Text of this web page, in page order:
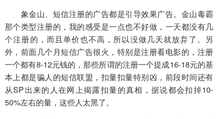
象金山、短信注册的广告都是引导效果广告。金山毒霸
那个类型注册的，我的感受是一点也不好做，一天都没有几
个注册的，而且单价也不高，所以没做几天就放弃了。另
外，前面几个月短信广告很火，特别是注册看电影的，注册
一个都有8-12元钱的，那些所谓的注册一个提成16-18元的基
本上都是骗人的短信联盟，扣量扣量特别凶，前段时间还有
从SP出来的人在网上揭露扣量的真相，据说都会扣掉10-
50%左右的量，这些人太黑了。